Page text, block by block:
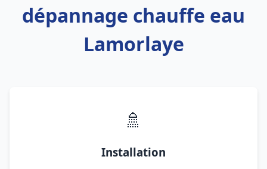
dépannage chauffe eau
Lamorlaye
🚿
Installation